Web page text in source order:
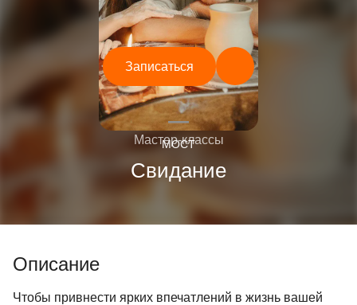
Мастер-классы
Свидание
Записаться
—
МОСТ
Описание
Чтобы привнести ярких впечатлений в жизнь вашей